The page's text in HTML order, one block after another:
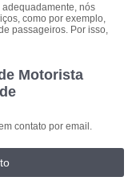
nós
como por exemplo,
passageiros. Por isso,
Motorista
contato por email.